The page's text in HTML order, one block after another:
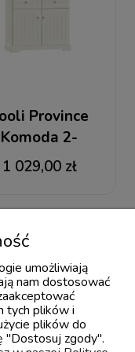
Province
Komoda 2-
z szafką
1 029,00 zł
umożliwiają
nam dostosować
tych plików i
plików do
"Dostosuj zgody".